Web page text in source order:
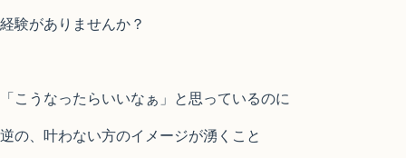
経験がありませんか？
「こうなったらいいなぁ」と思っているのに
逆の、叶わない方のイメージが湧くこと